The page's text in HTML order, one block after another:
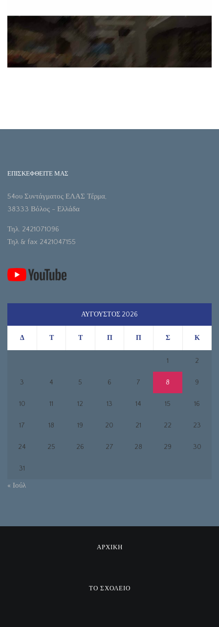
ΕΠΙΣΚΕΦΘΕΙΤΕ ΜΑΣ
54ου Συντάγματος ΕΛΑΣ Τέρμα,
38333 Βόλος - Ελλάδα
Τηλ. 2421071096
Τηλ & fax 2421047155
ΑΎΓΟΥΣΤΟΣ 2026
Δ Τ Τ Π Π Σ Κ
1 2
3 4 5 6 7 8 9
10 11 12 13 14 15 16
17 18 19 20 21 22 23
24 25 26 27 28 29 30
31
« Ιούλ
ΑΡΧΙΚΗ
ΤΟ ΣΧΟΛΕΙΟ